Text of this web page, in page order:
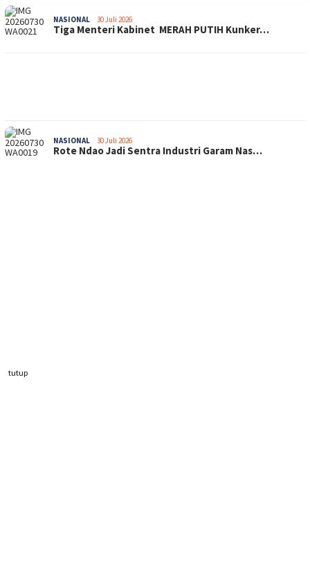
NASIONAL 30 Juli 2026
Tiga Menteri Kabinet MERAH PUTIH Kunker…
NASIONAL 30 Juli 2026
Rote Ndao Jadi Sentra Industri Garam Nas…
tutup